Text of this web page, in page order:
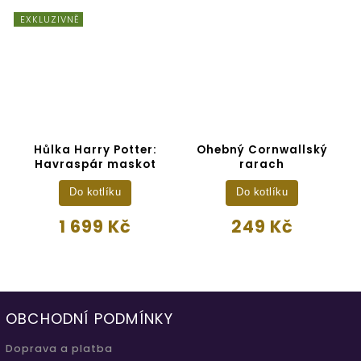
EXKLUZIVNĚ
Hůlka Harry Potter:
Havraspár maskot
1 699 Kč
Do kotlíku
Ohebný Cornwallský
rarach
249 Kč
Do kotlíku
OBCHODNÍ PODMÍNKY
Doprava a platba